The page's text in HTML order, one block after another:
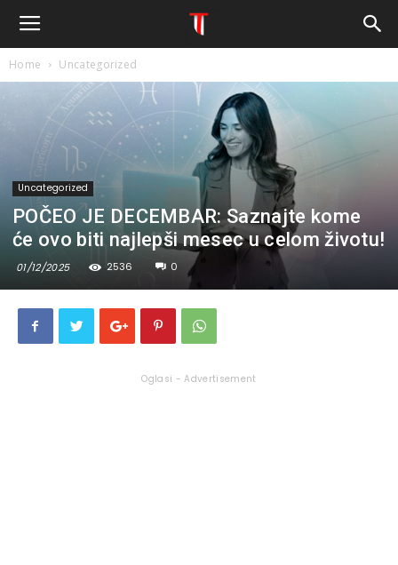
Home Uncategorized
Uncategorized
POČEO JE DECEMBAR: Saznajte kome
će ovo biti najlepši mesec u celom životu!
01/12/2025 2536 0
Oglasi - Advertisement